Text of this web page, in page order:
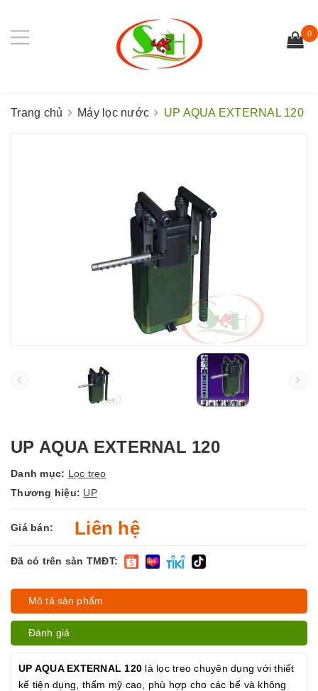
0
Trang chủ Máy lọc nước UP AQUA EXTERNAL 120
UP AQUA EXTERNAL 120
Danh mục: Lọc treo
Thương hiệu: UP
Giá bán: Liên hệ
Đã có trên sàn TMĐT:
Mô tả sản phẩm
Đánh giá
UP AQUA EXTERNAL 120 là lọc treo chuyên dụng với thiết
kế tiện dụng, thẩm mỹ cao, phù hợp cho các bể và không